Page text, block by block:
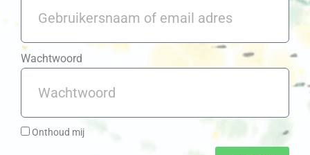
Wachtwoord
Onthoud mij